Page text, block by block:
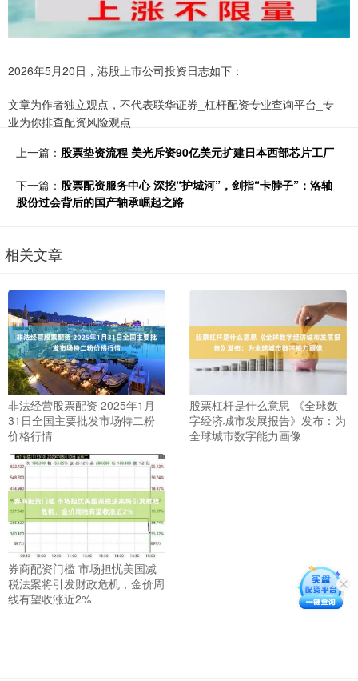
2026年5月20日，港股上市公司投资日志如下：
文章为作者独立观点，不代表联华证券_杠杆配资专业查询平台_专
业为你排查配资风险观点
上一篇： 股票垫资流程 美光斥资90亿美元扩建日本西部芯片工厂
下一篇： 股票配资服务中心 深挖“护城河”，剑指“卡脖子”：洛轴
股份过会背后的国产轴承崛起之路
相关文章
非法经营股票配资 2025年1月
31日全国主要批发市场特二粉
价格行情
股票杠杆是什么意思 《全球数
字经济城市发展报告》发布：为
全球城市数字能力画像
券商配资门槛 市场担忧美国减
税法案将引发财政危机，金价周
线有望收涨近2%